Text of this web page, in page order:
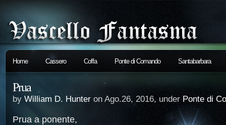
Home Cassero Coffa Ponte di Comando Santabarbara
Prua
by William D. Hunter on Ago.26, 2016, under Ponte di
Prua a ponente,